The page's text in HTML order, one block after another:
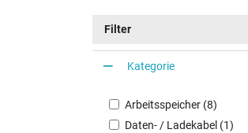
Filter
Kategorie
Arbeitsspeicher (8)
Daten- / Ladekabel (1)